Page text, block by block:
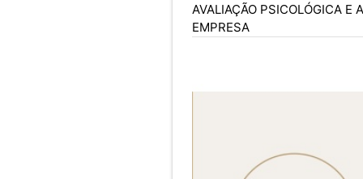
AVALIAÇÃO PSICOLÓGICA E
EMPRESA